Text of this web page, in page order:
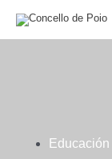
contenido